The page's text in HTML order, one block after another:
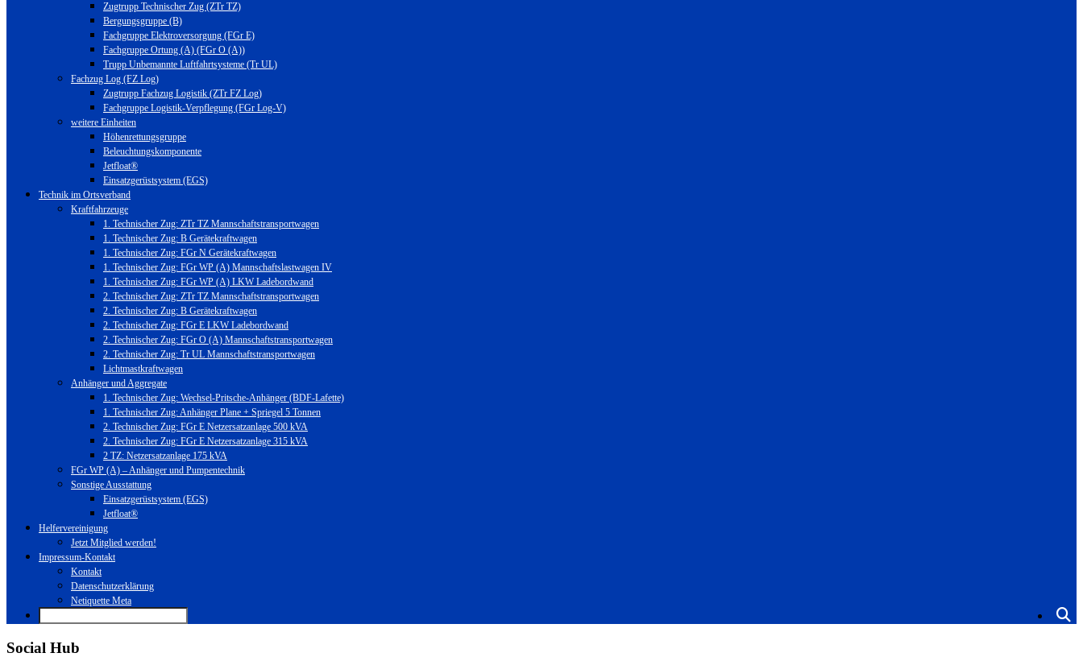
Zugtrupp Technischer Zug (ZTr TZ)
Bergungsgruppe (B)
Fachgruppe Elektroversorgung (FGr E)
Fachgruppe Ortung (A) (FGr O (A))
Trupp Unbemannte Luftfahrtsysteme (Tr UL)
Fachzug Log (FZ Log)
Zugtrupp Fachzug Logistik (ZTr FZ Log)
Fachgruppe Logistik-Verpflegung (FGr Log-V)
weitere Einheiten
Höhenrettungsgruppe
Beleuchtungskomponente
Jetfloat®
Einsatzgerüstsystem (EGS)
Technik im Ortsverband
Kraftfahrzeuge
1. Technischer Zug: ZTr TZ Mannschaftstransportwagen
1. Technischer Zug: B Gerätekraftwagen
1. Technischer Zug: FGr N Gerätekraftwagen
1. Technischer Zug: FGr WP (A) Mannschaftslastwagen IV
1. Technischer Zug: FGr WP (A) LKW Ladebordwand
2. Technischer Zug: ZTr TZ Mannschaftstransportwagen
2. Technischer Zug: B Gerätekraftwagen
2. Technischer Zug: FGr E LKW Ladebordwand
2. Technischer Zug: FGr O (A) Mannschaftstransportwagen
2. Technischer Zug: Tr UL Mannschaftstransportwagen
Lichtmastkraftwagen
Anhänger und Aggregate
1. Technischer Zug: Wechsel-Pritsche-Anhänger (BDF-Lafette)
1. Technischer Zug: Anhänger Plane + Spriegel 5 Tonnen
2. Technischer Zug: FGr E Netzersatzanlage 500 kVA
2. Technischer Zug: FGr E Netzersatzanlage 315 kVA
2 TZ: Netzersatzanlage 175 kVA
FGr WP (A) – Anhänger und Pumpentechnik
Sonstige Ausstattung
Einsatzgerüstsystem (EGS)
Jetfloat®
Helfervereinigung
Jetzt Mitglied werden!
Impressum-Kontakt
Kontakt
Datenschutzerklärung
Netiquette Meta
Social Hub